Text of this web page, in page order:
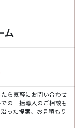
ム
ら気軽にお問い合わせ
の一括導入のご相談も
った提案、お見積もり